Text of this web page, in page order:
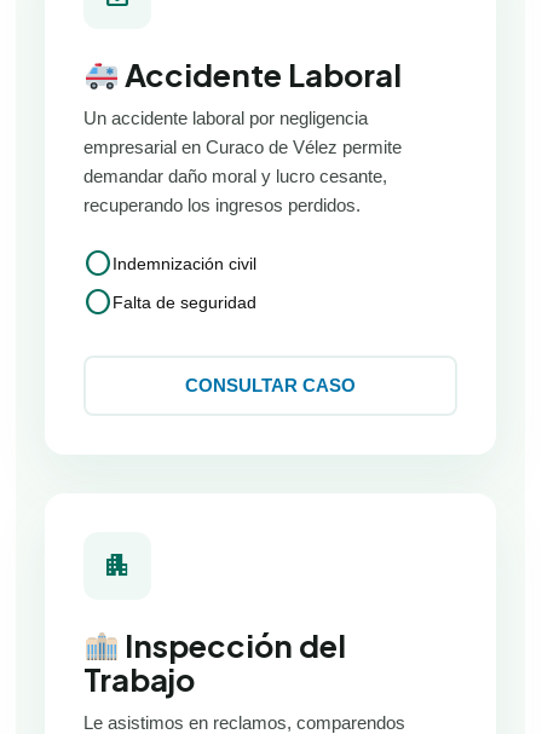
Accidente Laboral
Un accidente laboral por negligencia
empresarial en Curaco de Vélez permite
demandar daño moral y lucro cesante,
recuperando los ingresos perdidos.
circleIndemnización civil
circleFalta de seguridad
CONSULTAR CASO
apartment
Inspección del
Trabajo
Le asistimos en reclamos, comparendos